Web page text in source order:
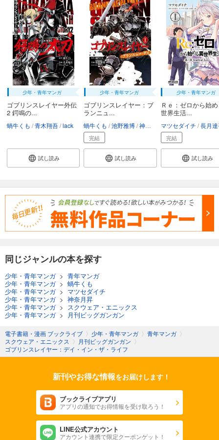
少年・青年マンガ
ゴブリンスレイヤー外伝
2 鍔鳴の...
蝸牛くも 青木翔吾 lack
試し読み
少年・青年マンガ
ゴブリンスレイヤー：ブ
ランニュ...
蝸牛くも 池野雅博 神奈月昇
完結
試し読み
少年・青年マンガ
Ｒｅ：ゼロから始
世界生活...
マツセダイチ 長月
完結
試し読み
同じジャンルの本を探す
少年・青年マンガ> 青年マンガ
少年・青年マンガ> 蝸牛くも
少年・青年マンガ> マツセダイチ
少年・青年マンガ> 神奈月昇
少年・青年マンガ>
スクウェア・エニックス
少年・青年マンガ> 月刊ビッグガンガン
電子書籍・漫画 ブックライブ 〉 少年・青年マンガ 〉 青年マンガ 〉
スクウェア・エニックス 〉 月刊ビッグガンガン 〉
ゴブリンスレイヤー：デイ・イン・ザ・ライフ
新刊やお得な情報をお届けします！
ブックライブアプリ
アプリの通知でお得情報を受け取ろう！
LINE公式アカウント
アカウント連携で限定クーポンゲット！